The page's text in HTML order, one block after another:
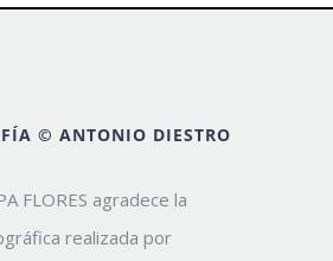
© ANTONIO DIESTRO
FLORES agradece la
realizada por